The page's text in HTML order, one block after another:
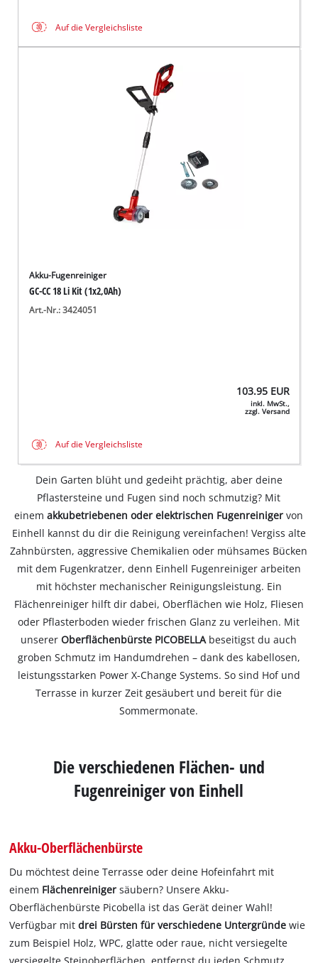
Auf die Vergleichsliste
Akku-Fugenreiniger
GC-CC 18 Li Kit (1x2,0Ah)
Art.-Nr.: 3424051
103.95 EUR
inkl. MwSt.,
zzgl. Versand
Auf die Vergleichsliste
Dein Garten blüht und gedeiht prächtig, aber deine
Pflastersteine und Fugen sind noch schmutzig? Mit
einemakkubetriebenen oder elektrischen Fugenreiniger von
Einhell kannst du dir die Reinigung vereinfachen! Vergiss alte
Zahnbürsten, aggressive Chemikalien oder mühsames Bücken
mit dem Fugenkratzer, denn Einhell Fugenreiniger arbeiten
mit höchster mechanischer Reinigungsleistung. Ein
Flächenreiniger hilft dir dabei, Oberflächen wie Holz, Fliesen
oder Pflasterboden wieder frischen Glanz zu verleihen. Mit
unsererOberflächenbürste PICOBELLAbeseitigst du auch
groben Schmutz im Handumdrehen – dank des kabellosen,
leistungsstarken Power X-Change Systems. So sind Hof und
Terrasse in kurzer Zeit gesäubert und bereit für die
Sommermonate.
Die verschiedenen Flächen- und
Fugenreiniger von Einhell
Akku-Oberflächenbürste
Du möchtest deine Terrasse oder deine Hofeinfahrt mit
einem Flächenreinigersäubern? Unsere Akku-
Oberflächenbürste Picobella ist das Gerät deiner Wahl!
Verfügbar mitdrei Bürsten für verschiedene Untergründe wie
zum Beispiel Holz, WPC, glatte oder raue, nicht versiegelte